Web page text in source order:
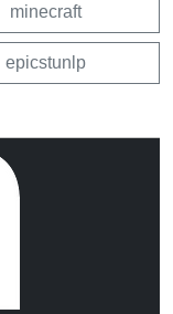
minecraft
epicstunlp